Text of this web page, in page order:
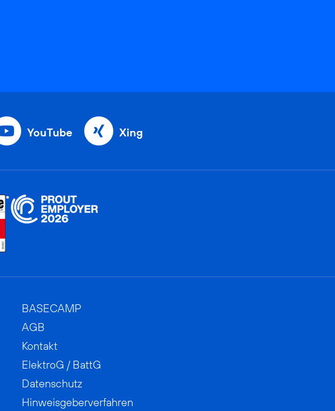
YouTube Xing
BASECAMP
AGB
Kontakt
ElektroG / BattG
Datenschutz
Hinweisgeberverfahren